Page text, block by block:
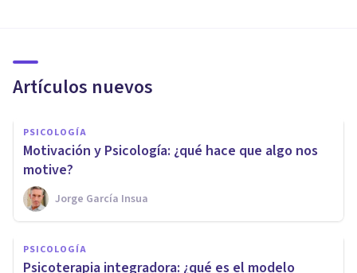
Artículos nuevos
PSICOLOGÍA
Motivación y Psicología: ¿qué hace que algo nos
motive?
Jorge García Insua
PSICOLOGÍA
Psicoterapia integradora: ¿qué es el modelo